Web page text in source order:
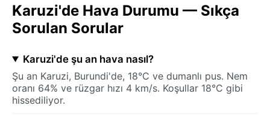
Karuzi'de Hava Durumu — Sıkça
Sorulan Sorular
Karuzi'de şu an hava nasıl?
Şu an Karuzi, Burundi'de, 18°C ve dumanlı pus. Nem
oranı 64% ve rüzgar hızı 4 km/s. Koşullar 18°C gibi
hissediliyor.